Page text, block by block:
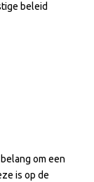
beleid
om een
is op de